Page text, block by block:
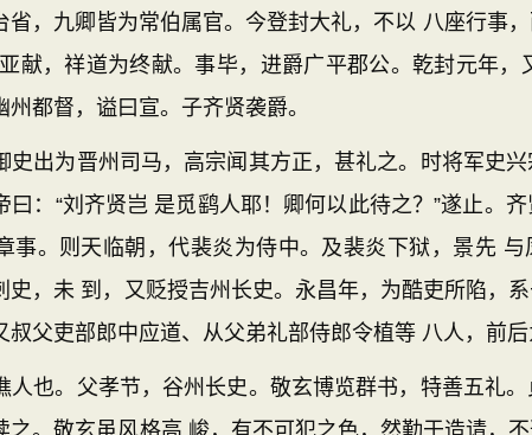
省，九卿皆为常伯属官。今登封大礼，不以 八座行事
献，祥道为终献。事毕，进爵广平郡公。乾封元年
都督，谥曰宣。子齐贤袭爵。
为晋州司马，高宗闻其方正，甚礼之。时将军史兴
曰：“刘齐贤岂 是觅鹞人耶！卿何以此待之？”遂止。
事。则天临朝，代裴炎为侍中。及裴炎下狱，景先
史，未 到，又贬授吉州长史。永昌年，为酷吏所陷，
叔父吏部郎中应道、从父弟礼部侍郎令植等 八人，前
。父孝节，谷州长史。敬玄博览群书，特善五礼。
之。敬玄虽风格高 峻，有不可犯之色，然勤于造请，